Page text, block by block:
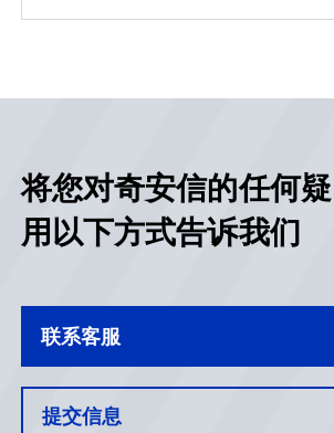
第二节 大数据的
全困扰
第五节 人工智能的
困扰
比核武器
第一节 网络战：
要的战争类型
第二节 APT 攻击
将您对奇安信的任何
用以下方式告诉我们
联系客服
提交信息